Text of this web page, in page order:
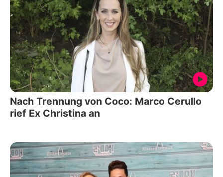
Nach Trennung von Coco: Marco Cerullo
rief Ex Christina an